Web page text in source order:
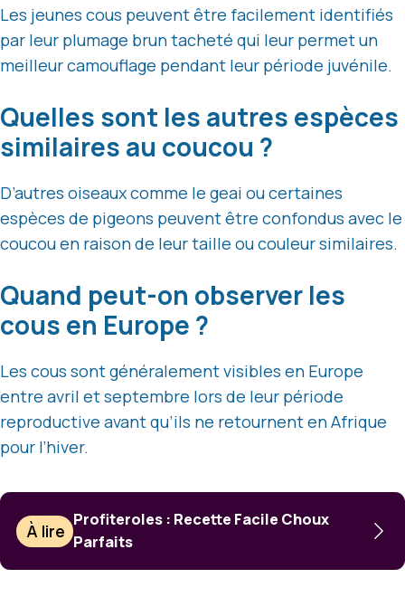
Les jeunes cous peuvent être facilement identifiés
par leur plumage brun tacheté qui leur permet un
meilleur camouflage pendant leur période juvénile.
Quelles sont les autres espèces
similaires au coucou ?
D’autres oiseaux comme le geai ou certaines
espèces de pigeons peuvent être confondus avec le
coucou en raison de leur taille ou couleur similaires.
Quand peut-on observer les
cous en Europe ?
Les cous sont généralement visibles en Europe
entre avril et septembre lors de leur période
reproductive avant qu’ils ne retournent en Afrique
pour l’hiver.
À lire
Profiteroles : Recette Facile Choux
Parfaits